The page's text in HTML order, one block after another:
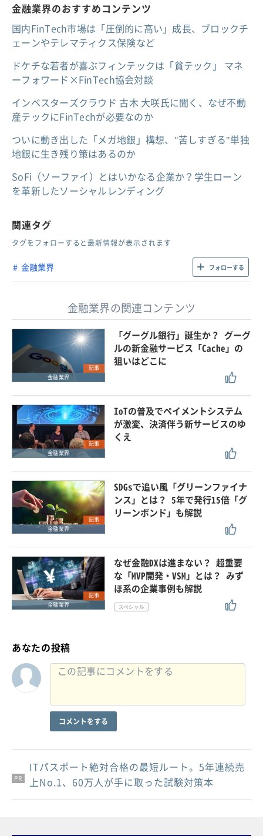
金融業界のおすすめコンテンツ
国内FinTech市場は「圧倒的に高い」成長、ブロックチ
ェーンやテレマティクス保険など
ドケチな若者が喜ぶフィンテックは「貧テック」 マネ
ーフォワード×FinTech協会対談
インベスターズクラウド 古木 大咲氏に聞く、なぜ不動
産テックにFinTechが必要なのか
ついに動き出した「メガ地銀」構想、"苦しすぎる"単独
地銀に生き残り策はあるのか
SoFi（ソーファイ）とはいかなる企業か？学生ローン
を革新したソーシャルレンディング
関連タグ
タグをフォローすると最新情報が表示されます
金融業界 フォローする
金融業界の関連コンテンツ
記事
金融業界
「グーグル銀行」誕生か？ グーグ
ルの新金融サービス「Cache」の
狙いはどこに
記事
金融業界
IoTの普及でペイメントシステム
が激変、決済伴う新サービスのゆ
くえ
記事
金融業界
SDGsで追い風「グリーンファイナ
ンス」とは？ 5年で発行15倍「グ
リーンボンド」も解説
記事
金融業界
なぜ金融DXは進まない？ 超重要
な「MVP開発・VSM」とは？ みず
ほ系の企業事例も解説
あなたの投稿
コメントをする
PR
PR
PR
ITパスポート絶対合格の最短ルート。5年連続売
上No.1、60万人が手に取った試験対策本